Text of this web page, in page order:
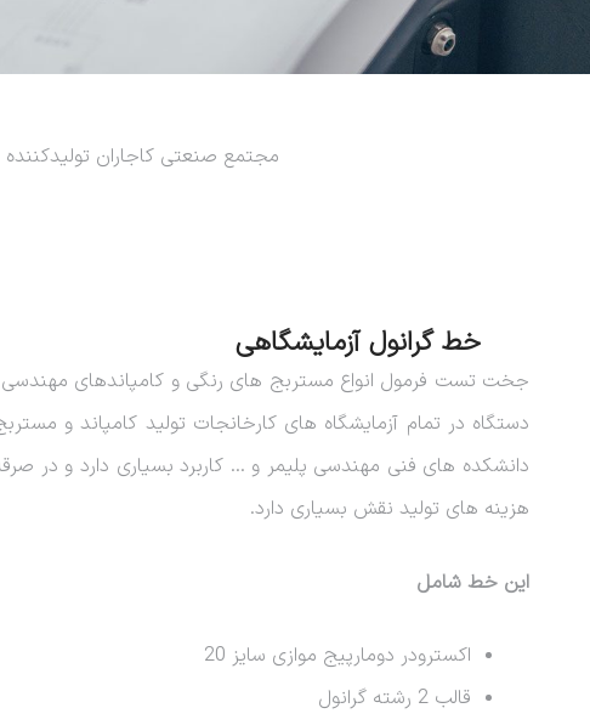
مجتمع صنعتی کاجاران
خط گرانول آزمایشگاهی
جخت تست فرمول انواع مستربج های رنگی و کامپاندهای مهندسی
دستگاه در تمام آزمایشگاه های کارخانجات تولید کامپاند و
دانشکده های فنی مهندسی پلیمر و … کاربرد بسیاری دارد و در
هزینه های تولید نقش بسیاری دارد.
این خط شامل
اکسترودر دومارپیج موازی سایز 20
قالب 2 رشته گرانول